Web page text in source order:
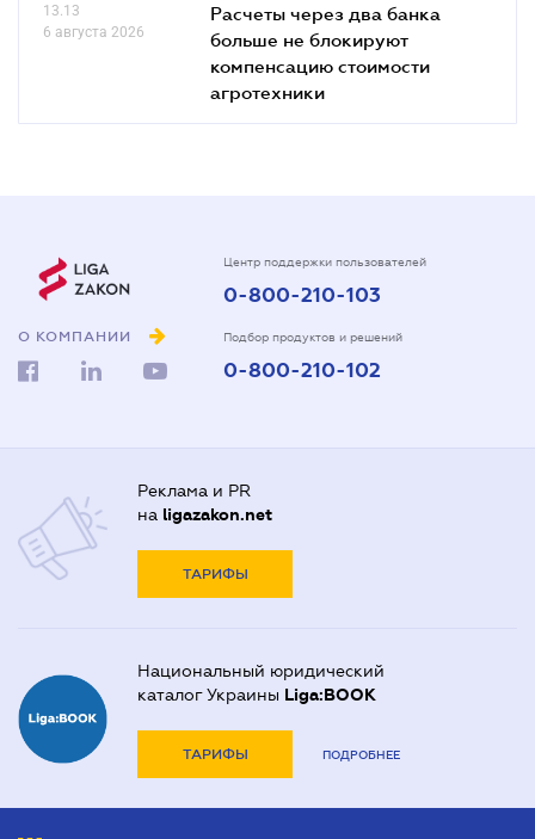
13.13
6 августа 2026
Расчеты через два банка
больше не блокируют
компенсацию стоимости
агротехники
О КОМПАНИИ
Центр поддержки пользователей
0-800-210-103
Подбор продуктов и решений
0-800-210-102
Реклама и PR
на ligazakon.net
ТАРИФЫ
Национальный юридический
каталог Украины Liga:BOOK
ТАРИФЫ ПОДРОБНЕЕ